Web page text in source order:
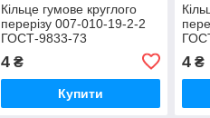
Кільце гумове круглого
перерізу 007-010-19-2-2
ГОСТ-9833-73
4₴
Купити
4 ₴